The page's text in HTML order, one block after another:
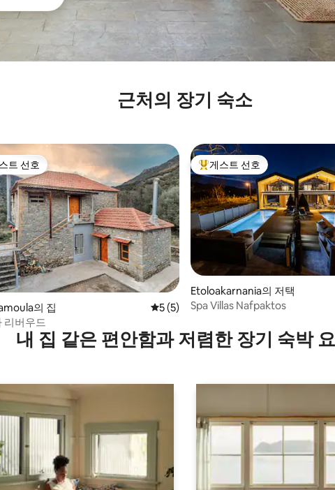
근처의 장기 숙소
), 후기 26개
트 선호
트 선호
의 집 평점 5점(5점 만점), 후기 5개
5 (5)
리버우드
상위 게스트 선호
게스트 선호
Etoloakarnania의 저택
Spa Villas Nafpaktos
내 집 같은 편안함과 저렴한 장기 숙박